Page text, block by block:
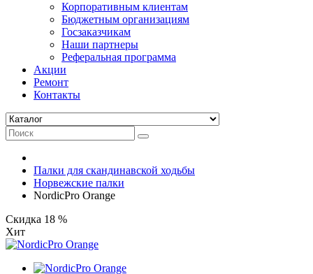
Корпоративным клиентам
Бюджетным организациям
Госзаказчикам
Наши партнеры
Реферальная программа
Акции
Ремонт
Контакты
Палки для скандинавской ходьбы
Норвежские палки
NordicPro Orange
Скидка 18 %
Хит